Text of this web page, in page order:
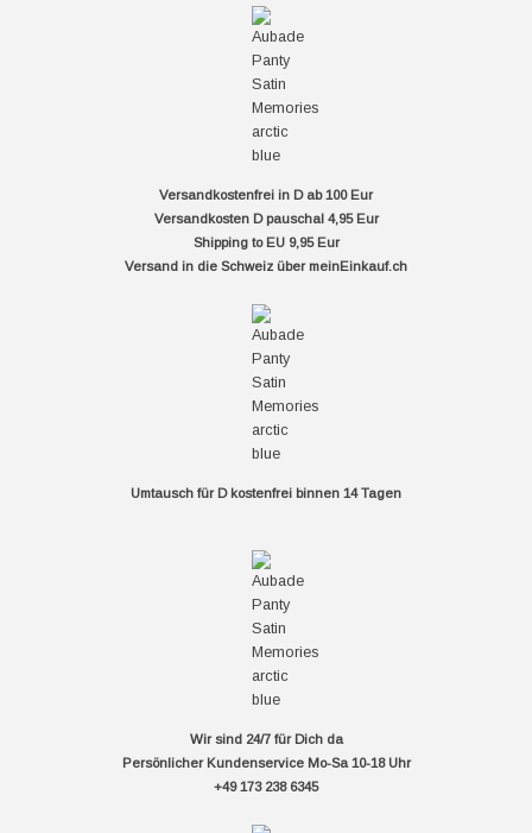
Versandkostenfrei in D ab 100 Eur
Versandkosten D pauschal 4,95 Eur
Shipping to EU 9,95 Eur
Versand in die Schweiz über meinEinkauf.ch
Umtausch für D kostenfrei binnen 14 Tagen
Wir sind 24/7 für Dich da
Persönlicher Kundenservice Mo-Sa 10-18 Uhr
+49 173 238 6345